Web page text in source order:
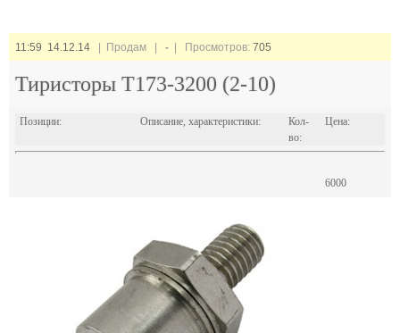
11:59 14.12.14 | Продам | - | Просмотров: 705
Тиристоры Т173-3200 (2-10)
Позиции: Описание, характеристики:
Кол-
во:
Цена:
6000